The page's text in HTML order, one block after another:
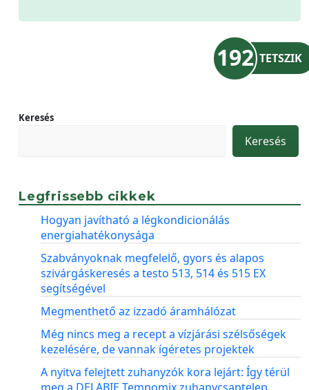
192 TETSZIK
Keresés
Keresés
Legfrissebb cikkek
Hogyan javítható a légkondicionálás
energiahatékonysága
Szabványoknak megfelelő, gyors és alapos
szivárgáskeresés a testo 513, 514 és 515 EX
segítségével
Megmenthető az izzadó áramhálózat
Még nincs meg a recept a vízjárási szélsőségek
kezelésére, de vannak ígéretes projektek
A nyitva felejtett zuhanyzók kora lejárt: Így térül